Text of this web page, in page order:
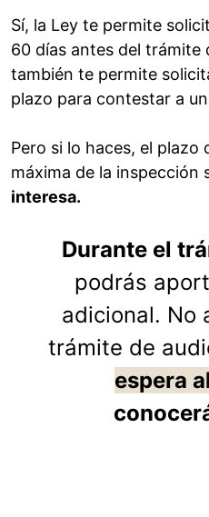
Sí, la Ley te permite
60 días antes del trámite
también te permite
plazo para contestar a
Pero si lo haces, el plazo
máxima de la inspección
interesa.
Durante el
podrás
adicional. No
trámite de
espera